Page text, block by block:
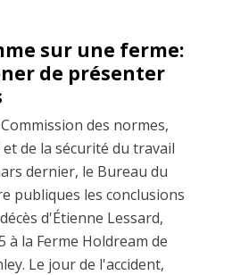
sur une ferme:
de présenter
des normes,
de la sécurité du travail
dernier, le Bureau du
publiques les conclusions
d'Étienne Lessard,
à la Ferme Holdream de
Le jour de l'accident,